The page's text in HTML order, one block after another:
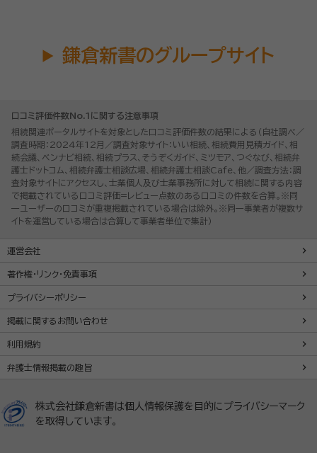
鎌倉新書のグループサイト
口コミ評価件数No.1に関する注意事項
相続関連ポータルサイトを対象とした口コミ評価件数の結果による（自社調べ／
調査時期：2024年12月／調査対象サイト：いい相続、相続費用見積ガイド、相
続会議、ベンナビ相続、相続プラス、そうぞくガイド、ミツモア、つぐなび、相続弁
護士ドットコム、相続弁護士相談広場、相続弁護士相談Cafe、他／調査方法：調
査対象サイトにアクセスし、士業個人及び士業事務所に対して相続に関する内容
で掲載されている口コミ評価=レビュー点数のある口コミの件数を合算。※同
一ユーザーの口コミが重複掲載されている場合は除外。※同一事業者が複数サ
イトを運営している場合は合算して事業者単位で集計）
運営会社
著作権・リンク・免責事項
プライバシーポリシー
掲載に関するお問い合わせ
利用規約
弁護士情報掲載の趣旨
株式会社鎌倉新書は個人情報保護を目的にプライバシーマーク
を取得しています。